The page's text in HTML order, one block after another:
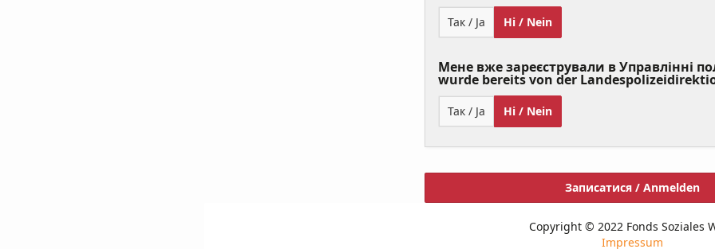
Так / Ja Ні / Nein
Мене вже зареєстрували в Управлінні
wurde bereits von der
Так / Ja Ні / Nein
Записатися / Anmelden
Copyright © 2022 Fonds Soziales
Impressum